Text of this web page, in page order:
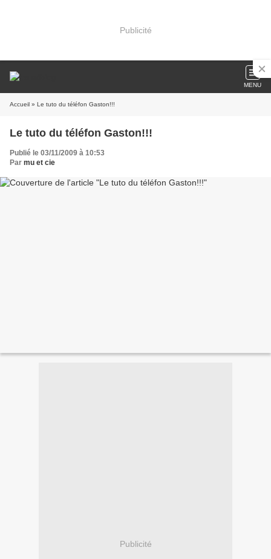
Publicité
MENU
Accueil » Le tuto du téléfon Gaston!!!
Le tuto du téléfon Gaston!!!
Publié le 03/11/2009 à 10:53
Par mu et cie
Publicité